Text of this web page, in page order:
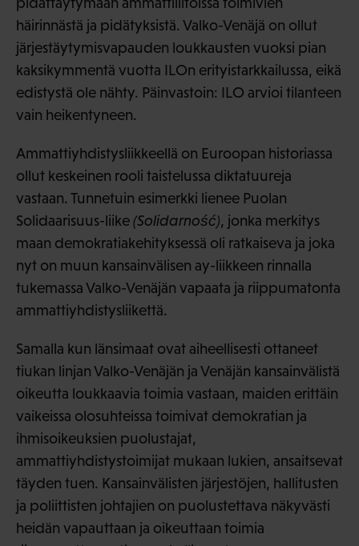
häirinnästä ja pidätyksistä. Valko-Venäjä on ollut
järjestäytymisvapauden loukkausten vuoksi pian
kaksikymmentä vuotta ILOn erityistarkkailussa, eikä
edistystä ole nähty. Päinvastoin: ILO arvioi tilanteen
vain heikentyneen.
Ammattiyhdistysliikkeellä on Euroopan historiassa
ollut keskeinen rooli taistelussa diktatuureja
vastaan. Tunnetuin esimerkki lienee Puolan
Solidaarisuus-liike(Solidarność), jonka merkitys
maan demokratiakehityksessä oli ratkaiseva ja joka
nyt on muun kansainvälisen ay-liikkeen rinnalla
tukemassa Valko-Venäjän vapaata ja riippumatonta
ammattiyhdistysliikettä.
Samalla kun länsimaat ovat aiheellisesti ottaneet
tiukan linjan Valko-Venäjän ja Venäjän kansainvälistä
oikeutta loukkaavia toimia vastaan, maiden erittäin
vaikeissa olosuhteissa toimivat demokratian ja
ihmisoikeuksien puolustajat,
ammattiyhdistystoimijat mukaan lukien, ansaitsevat
täyden tuen. Kansainvälisten järjestöjen, hallitusten
ja poliittisten johtajien on puolustettava näkyvästi
heidän vapauttaan ja oikeuttaan toimia